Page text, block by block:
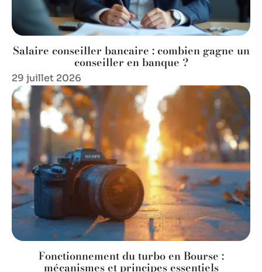
Salaire conseiller bancaire : combien gagne un
conseiller en banque ?
29 juillet 2026
Fonctionnement du turbo en Bourse :
mécanismes et principes essentiels